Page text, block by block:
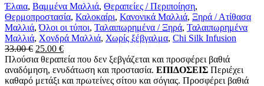
Έλαια, Βαμμένα Μαλλιά, Θεραπείες / Περιποίηση,
Θερμοπροστασία, Καλοκαίρι, Κανονικά Μαλλιά, Ξηρά / Ατίθασα
Μαλλιά,Όλοι οι τύποι, Ταλαιπωρημένα / Ξηρά, Ταλαιπωρημένα
Μαλλιά, Χονδρά Μαλλιά, Χωρίς ξέβγαλμα, Chi Silk Infusion
33.00€ Original
price
was:
33.00 €.
25.00 €Η
τρέχουσα
τιμή
είναι:
Πλούσια θεραπεία που δεν ξεβγάζεται και προσφέρει βαθιά
αναδόμηση, ενυδάτωση και προστασία. ΕΠΙΔΟΣΕΙΣ Περιέχει
καθαρό μετάξι και πρωτείνες σίτου και σόγιας. Προσφέρει βαθιά